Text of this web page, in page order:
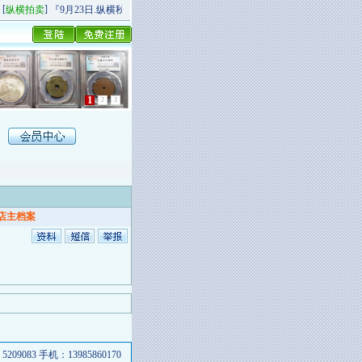
横拍卖]『9月23日.纵横秋季精品场P场』 今日上新！[纵横拍卖]9月20日.纵横秋季
1 2 3
主档案
手机：13985860170